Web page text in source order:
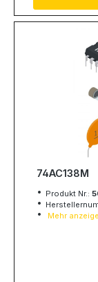
74AC138M
Produkt Nr.:
Mehr